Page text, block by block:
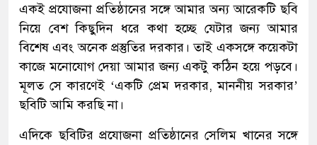
একই প্রযোজনা প্রতিষ্ঠানের সঙ্গে আমার অন্য আরেকটি ছবি
নিয়ে বেশ কিছুদিন ধরে কথা হচ্ছে যেটার জন্য আমার
বিশেষ এবং অনেক প্রস্তুতির দরকার। তাই একসঙ্গে কয়েকটা
কাজে মনোযোগ দেয়া আমার জন্য একটু কঠিন হয়ে পড়বে।
মূলত সে কারণেই ‘একটি প্রেম দরকার, মাননীয় সরকার’
ছবিটি আমি করছি না।
এদিকে ছবিটির প্রযোজনা প্রতিষ্ঠানের সেলিম খানের সঙ্গে